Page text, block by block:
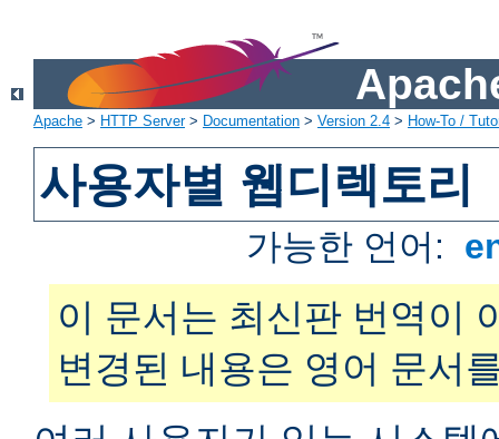
Apache > HTTP Server> Documentation > Version 2.4 > How-To /
사용자별 웹디렉토리
가능한 언어:
이 문서는 최신판 번역이
변경된 내용은 영어 문서